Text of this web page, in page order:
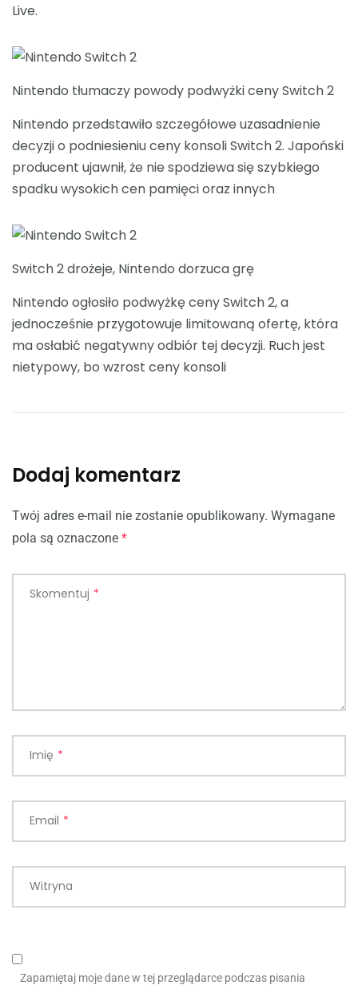
Live.
Nintendo tłumaczy powody podwyżki ceny Switch 2
Nintendo przedstawiło szczegółowe uzasadnienie
decyzji o podniesieniu ceny konsoli Switch 2. Japoński
producent ujawnił, że nie spodziewa się szybkiego
spadku wysokich cen pamięci oraz innych
Switch 2 drożeje, Nintendo dorzuca grę
Nintendo ogłosiło podwyżkę ceny Switch 2, a
jednocześnie przygotowuje limitowaną ofertę, która
ma osłabić negatywny odbiór tej decyzji. Ruch jest
nietypowy, bo wzrost ceny konsoli
Dodaj komentarz
Twój adres e-mail nie zostanie opublikowany. Wymagane
pola są oznaczone *
Skomentuj *
Imię *
Email *
Witryna
Zapamiętaj moje dane w tej przeglądarce podczas pisania